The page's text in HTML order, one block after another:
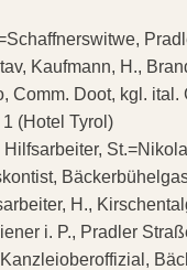
Kaufmann, H.,
Comm. Doot, kgl. ital.
(Hotel Tyrol)
Hilfsarbeiter,
H.,
i. P., Pradler